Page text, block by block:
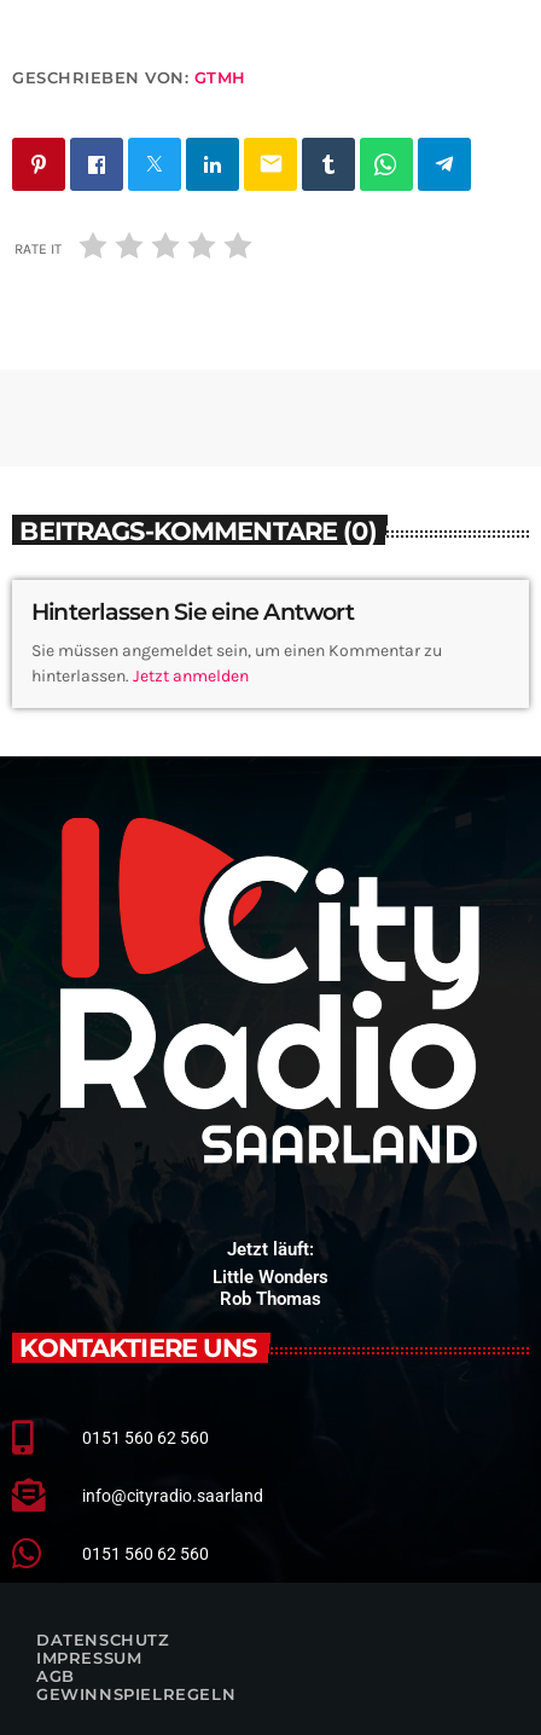
GESCHRIEBEN VON: GTMH
email
RATE IT
BEITRAGS-KOMMENTARE (0)
Hinterlassen Sie eine Antwort
Sie müssen angemeldet sein, um einen Kommentar zu
hinterlassen. Jetzt anmelden
Jetzt läuft:
Little Wonders
Rob Thomas
KONTAKTIERE UNS
0151 560 62 560
info@cityradio.saarland
0151 560 62 560
DATENSCHUTZ
IMPRESSUM
AGB
GEWINNSPIELREGELN